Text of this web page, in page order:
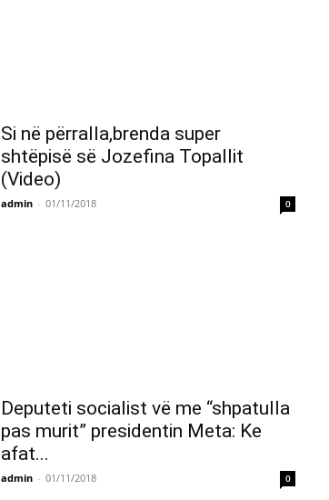
Si në përralla,brenda super
shtëpisë së Jozefina Topallit
(Video)
admin - 01/11/2018 0
Deputeti socialist vë me “shpatulla
pas murit” presidentin Meta: Ke
afat...
admin - 01/11/2018 0